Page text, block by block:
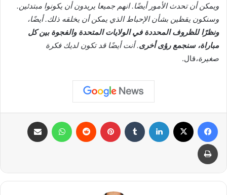
ويمكن أن تحدث الأمور أيضًا. انهم جميعا يريدون أن يكونوا مبتدئين.
وسنكون يقظين بشأن الإحباط الذي يمكن أن يخلقه ذلك. أيضًا،
ونظرًا للظروف المحددة في الولايات المتحدة والفجوة بين كل
مباراة، سنجمع رؤى أخرى. أنت أيضًا قد تكون لديك فكرة
صغيرة،قال.
فيسبوك لينكدإن بينتيريست واتساب
طباعة